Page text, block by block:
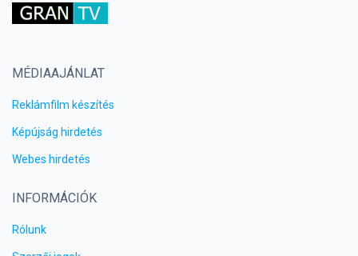
MÉDIAAJÁNLAT
Reklámfilm készítés
Képújság hirdetés
Webes hirdetés
INFORMÁCIÓK
Rólunk